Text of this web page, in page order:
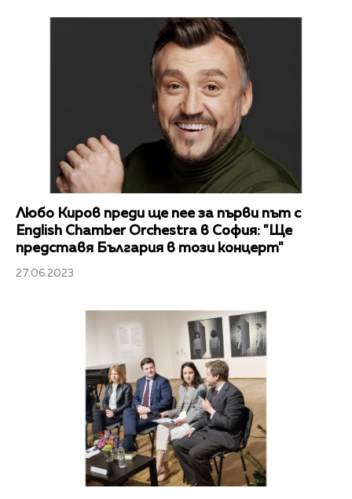
Любо Киров преди ще пее за първи път с
English Chamber Orchestra в София: "Ще
представя България в този концерт"
27.06.2023